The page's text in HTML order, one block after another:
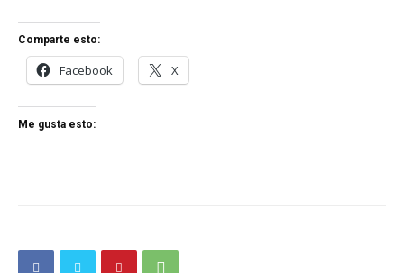
Comparte esto:
Facebook X
Me gusta esto: